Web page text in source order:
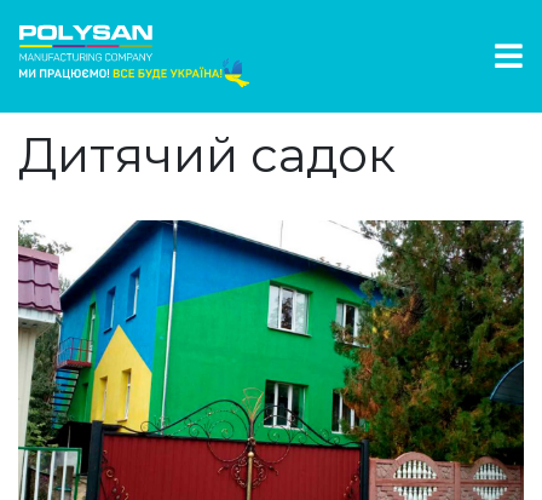
Дитячий садок